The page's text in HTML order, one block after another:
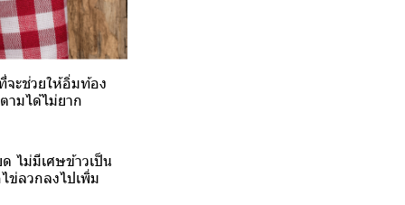
จะช่วยให้อิ่มท้อง
ามได้ไม่ยาก
ไม่มีเศษข้าวเป็น
ข่ลวกลงไปเพิ่ม